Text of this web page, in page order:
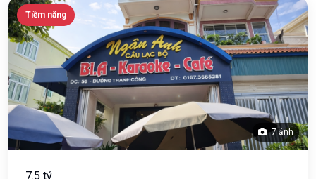
Tiềm năng
7 ảnh
7.5 tỷ